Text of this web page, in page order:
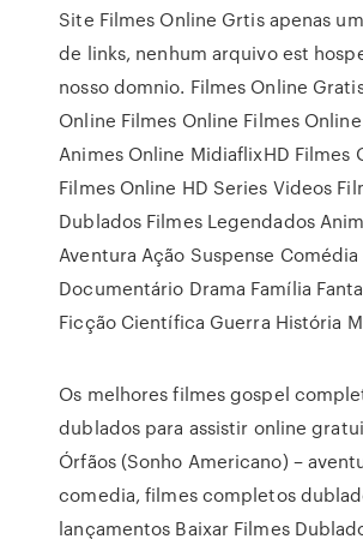
Site Filmes Online Grtis apenas
de links, nenhum arquivo est
nosso domnio. Filmes Online
Online Filmes Online Filmes
Animes Online MidiaflixHD Filmes
Filmes Online HD Series Videos
Dublados Filmes Legendados
Aventura Ação Suspense
Documentário Drama Família
Ficção Científica Guerra História
Os melhores filmes gospel
dublados para assistir online
Órfãos (Sonho Americano) –
comedia, filmes completos
lançamentos Baixar Filmes